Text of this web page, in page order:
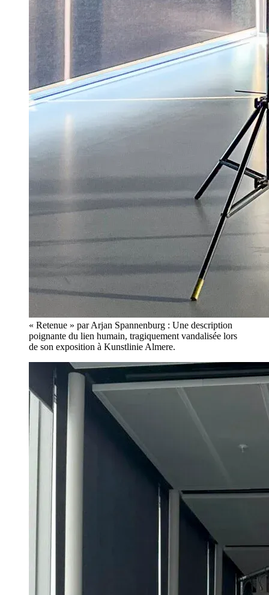
« Retenue » par Arjan Spannenburg : Une description
poignante du lien humain, tragiquement vandalisée lors
de son exposition à Kunstlinie Almere.